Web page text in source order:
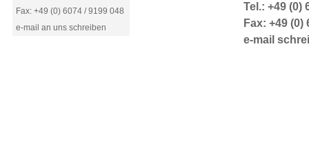
Fax: +49 (0) 6074 / 9199 048
e-mail an uns schreiben
Tel.: +49 (0)
Fax: +49 (0)
e-mail